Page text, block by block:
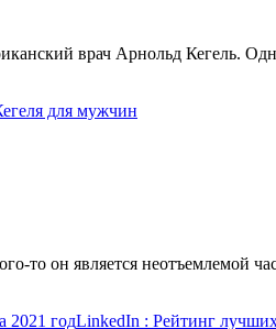
врач Арнольд Кегель.
для мужчин
то он является неотъемлемой
2021 годLinkedIn : Рейтинг